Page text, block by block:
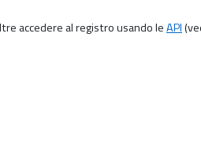
accedere al registro usando leAPI